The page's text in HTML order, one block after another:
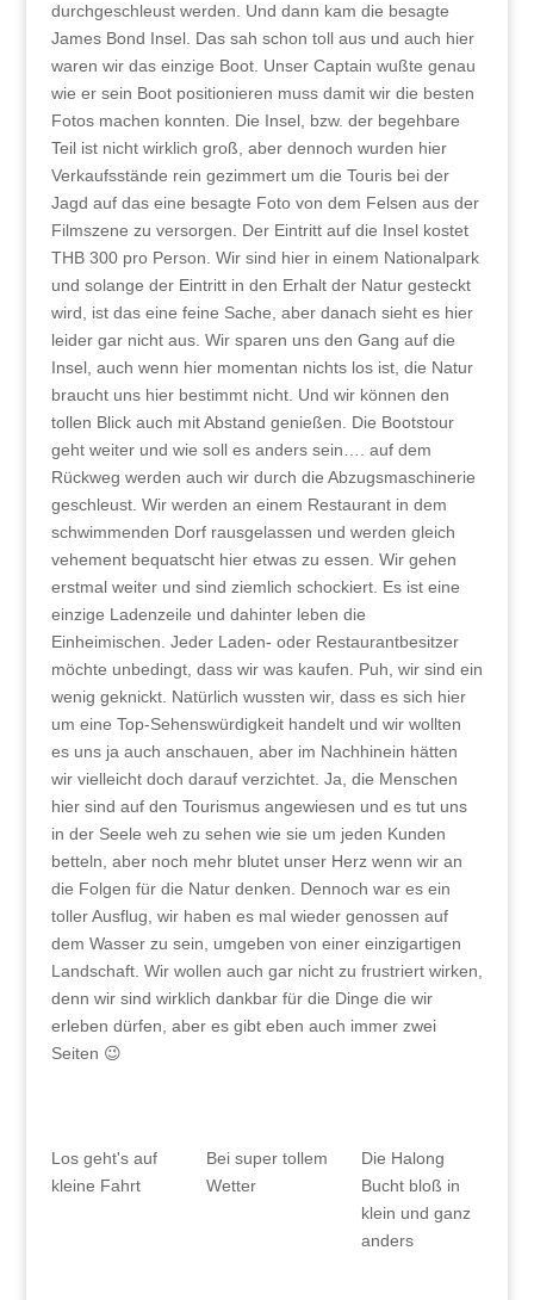
durchgeschleust werden. Und dann kam die besagte
James Bond Insel. Das sah schon toll aus und auch hier
waren wir das einzige Boot. Unser Captain wußte genau
wie er sein Boot positionieren muss damit wir die besten
Fotos machen konnten. Die Insel, bzw. der begehbare
Teil ist nicht wirklich groß, aber dennoch wurden hier
Verkaufsstände rein gezimmert um die Touris bei der
Jagd auf das eine besagte Foto von dem Felsen aus der
Filmszene zu versorgen. Der Eintritt auf die Insel kostet
THB 300 pro Person. Wir sind hier in einem Nationalpark
und solange der Eintritt in den Erhalt der Natur gesteckt
wird, ist das eine feine Sache, aber danach sieht es hier
leider gar nicht aus. Wir sparen uns den Gang auf die
Insel, auch wenn hier momentan nichts los ist, die Natur
braucht uns hier bestimmt nicht. Und wir können den
tollen Blick auch mit Abstand genießen. Die Bootstour
geht weiter und wie soll es anders sein…. auf dem
Rückweg werden auch wir durch die Abzugsmaschinerie
geschleust. Wir werden an einem Restaurant in dem
schwimmenden Dorf rausgelassen und werden gleich
vehement bequatscht hier etwas zu essen. Wir gehen
erstmal weiter und sind ziemlich schockiert. Es ist eine
einzige Ladenzeile und dahinter leben die
Einheimischen. Jeder Laden- oder Restaurantbesitzer
möchte unbedingt, dass wir was kaufen. Puh, wir sind ein
wenig geknickt. Natürlich wussten wir, dass es sich hier
um eine Top-Sehenswürdigkeit handelt und wir wollten
es uns ja auch anschauen, aber im Nachhinein hätten
wir vielleicht doch darauf verzichtet. Ja, die Menschen
hier sind auf den Tourismus angewiesen und es tut uns
in der Seele weh zu sehen wie sie um jeden Kunden
betteln, aber noch mehr blutet unser Herz wenn wir an
die Folgen für die Natur denken. Dennoch war es ein
toller Ausflug, wir haben es mal wieder genossen auf
dem Wasser zu sein, umgeben von einer einzigartigen
Landschaft. Wir wollen auch gar nicht zu frustriert wirken,
denn wir sind wirklich dankbar für die Dinge die wir
erleben dürfen, aber es gibt eben auch immer zwei
Seiten 😉
Los geht's auf
kleine Fahrt
Bei super tollem
Wetter
Die Halong
Bucht bloß in
klein und ganz
anders